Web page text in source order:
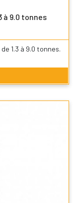
à 9.0 tonnes
1.3 à 9.0 tonnes.